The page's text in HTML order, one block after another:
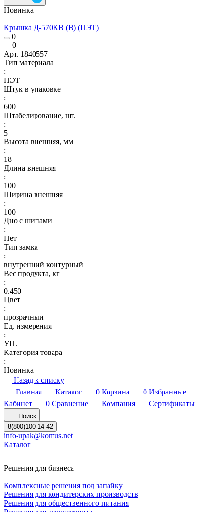
Новинка
Крышка Д-570КВ (В) (ПЭТ)
0
0
Арт. 1840557
Тип материала
:
ПЭТ
Штук в упаковке
:
600
Штабелирование, шт.
:
5
Высота внешняя, мм
:
18
Длина внешняя
:
100
Ширина внешняя
:
100
Дно с шипами
:
Нет
Тип замка
:
внутренний контурный
Вес продукта, кг
:
0.450
Цвет
:
прозрачный
Ед. измерения
:
УП.
Категория товара
:
Новинка
Назад к списку
Главная
Каталог 0 Корзина 0 Избранные
Кабинет
0 Сравнение Компания Сертификаты
Поиск
8(800)100-14-42
info-upak@komus.net
Каталог
Решения для бизнеса
Комплексные решения под запайку
Решения для кондитерских производств
Решения для общественного питания